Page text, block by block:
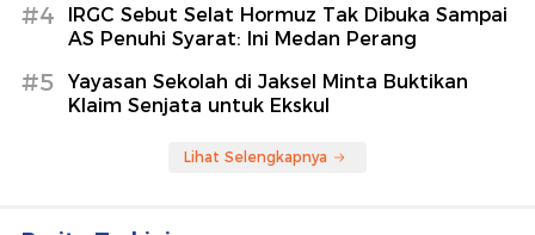
#4
IRGC Sebut Selat Hormuz Tak Dibuka Sampai
AS Penuhi Syarat: Ini Medan Perang
#5
Yayasan Sekolah di Jaksel Minta Buktikan
Klaim Senjata untuk Ekskul
Lihat Selengkapnya